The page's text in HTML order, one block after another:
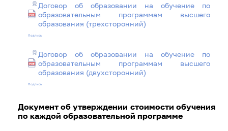
Договор об образовании на обучение по
образовательным программам высшего
образования (трехсторонний)
Подпись
Договор об образовании на обучение по
образовательным программам высшего
образования (двухсторонний)
Подпись
Документ об утверждении стоимости обучения
по каждой образовательной программе